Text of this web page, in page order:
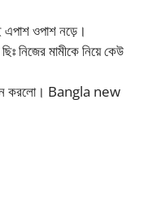
এপাশ ওপাশ নড়ে।
নিজের মামীকে নিয়ে কেউ
করলো। Bangla new